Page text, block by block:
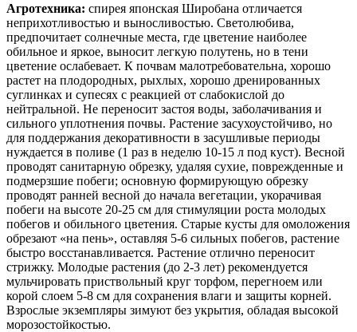
Агротехника: спирея японская Широбана отличается
неприхотливостью и выносливостью. Светолюбива,
предпочитает солнечные места, где цветение наиболее
обильное и яркое, выносит легкую полутень, но в тени
цветение ослабевает. К почвам малотребовательна, хорошо
растет на плодородных, рыхлых, хорошо дренированных
суглинках и супесях с реакцией от слабокислой до
нейтральной. Не переносит застоя воды, заболачивания и
сильного уплотнения почвы. Растение засухоустойчиво, но
для поддержания декоративности в засушливые периоды
нуждается в поливе (1 раз в неделю 10-15 л под куст). Весной
проводят санитарную обрезку, удаляя сухие, поврежденные и
подмерзшие побеги; основную формирующую обрезку
проводят ранней весной до начала вегетации, укорачивая
побеги на высоте 20-25 см для стимуляции роста молодых
побегов и обильного цветения. Старые кусты для омоложения
обрезают «на пень», оставляя 5-6 сильных побегов, растение
быстро восстанавливается. Растение отлично переносит
стрижку. Молодые растения (до 2-3 лет) рекомендуется
мульчировать приствольный круг торфом, перегноем или
корой слоем 5-8 см для сохранения влаги и защиты корней.
Взрослые экземпляры зимуют без укрытия, обладая высокой
морозостойкостью.